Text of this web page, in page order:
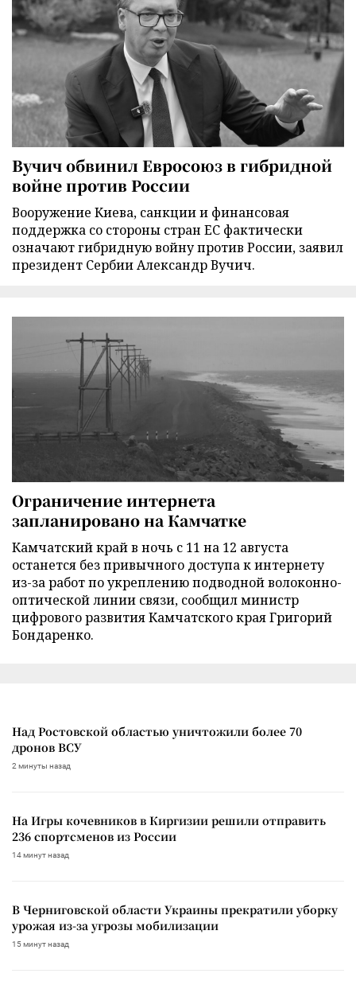
Вучич обвинил Евросоюз в гибридной
войне против России
Вооружение Киева, санкции и финансовая
поддержка со стороны стран ЕС фактически
означают гибридную войну против России, заявил
президент Сербии Александр Вучич.
Ограничение интернета
запланировано на Камчатке
Камчатский край в ночь с 11 на 12 августа
останется без привычного доступа к интернету
из-за работ по укреплению подводной волоконно-
оптической линии связи, сообщил министр
цифрового развития Камчатского края Григорий
Бондаренко.
Над Ростовской областью уничтожили более 70
дронов ВСУ
2 минуты назад
На Игры кочевников в Киргизии решили отправить
236 спортсменов из России
14 минут назад
В Черниговской области Украины прекратили уборку
урожая из-за угрозы мобилизации
15 минут назад